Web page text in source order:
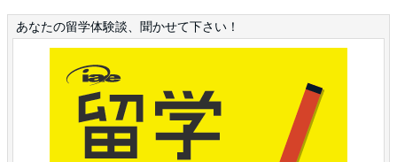
あなたの留学体験談、聞かせて下さい！